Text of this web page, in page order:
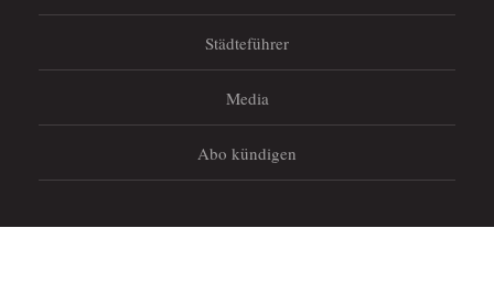
Städteführer
Media
Abo kündigen